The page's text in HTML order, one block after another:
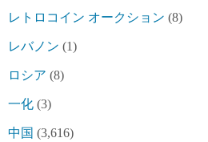
レトロコイン オークション (8)
レバノン (1)
ロシア (8)
一化 (3)
中国 (3,616)